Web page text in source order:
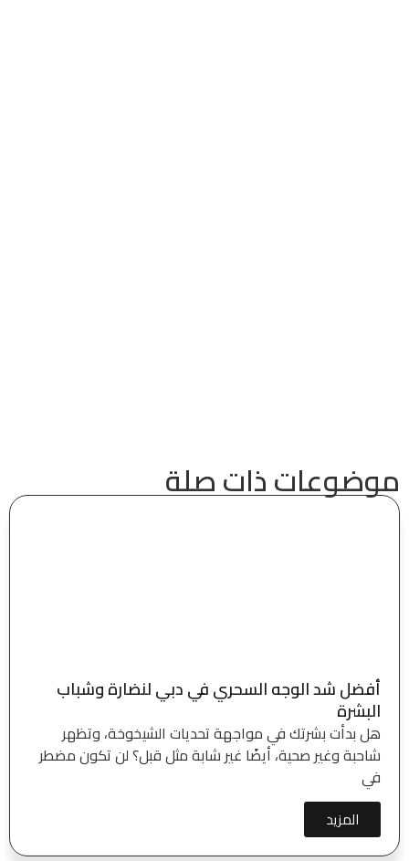
موضوعات ذات صلة
أفضل شد الوجه السحري في دبي لنضارة وشباب
البشرة
هل بدأت بشرتك في مواجهة تحديات الشيخوخة، وتظهر
شاحبة وغير صحية، أيضًا غير شابة مثل قبل؟ لن تكون مضطر
في
المزيد